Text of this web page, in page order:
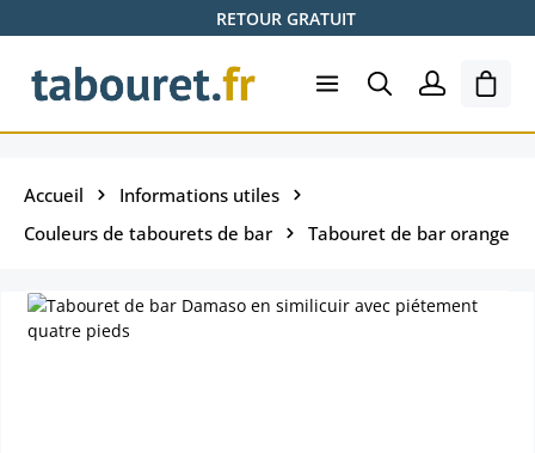
Passer au contenu principalRETOUR GRATUIT
Le
Accueil
Informations utiles
Couleurs de tabourets de bar
Tabouret de bar orange